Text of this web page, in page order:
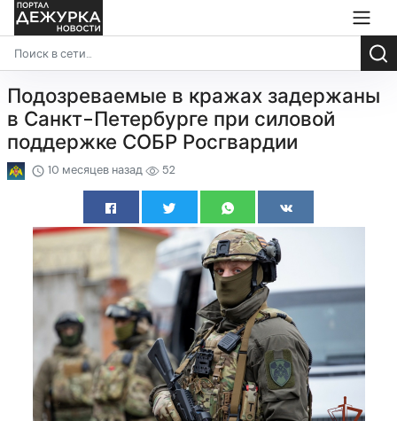
Подозреваемые в кражах задержаны
в Санкт-Петербурге при силовой
поддержке СОБР Росгвардии
10 месяцев назад 52